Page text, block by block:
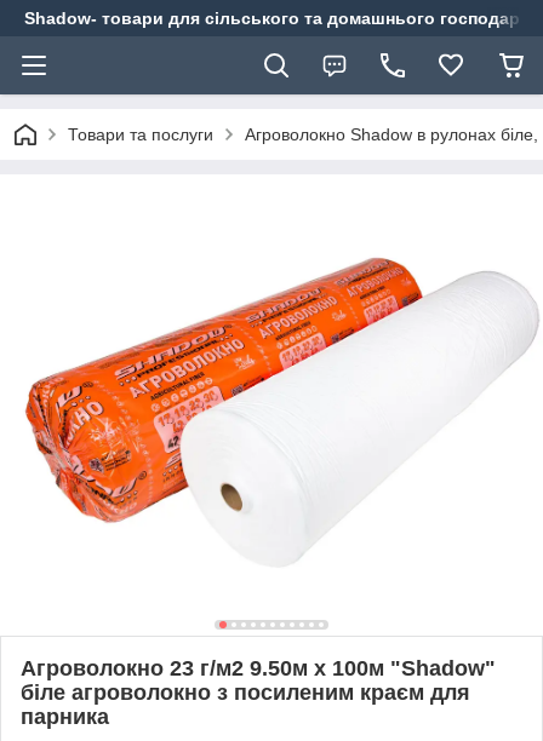
Shadow- товари для сільського та домашнього
Товари та послуги Агроволокно Shadow в рулонах
Агроволокно 23 г/м2 9.50м х 100м "Shadow"
біле агроволокно з посиленим краєм для
парника